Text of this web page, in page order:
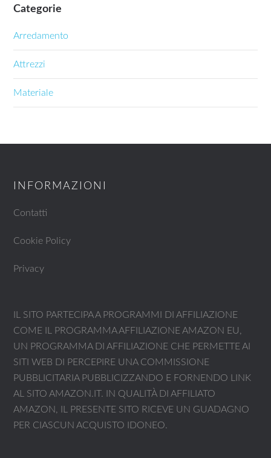
Categorie
Arredamento
Attrezzi
Materiale
INFORMAZIONI
Contatti
Cookie Policy
Privacy
IL SITO PARTECIPA A PROGRAMMI DI AFFILIAZIONE
COME IL PROGRAMMA AFFILIAZIONE AMAZON EU,
UN PROGRAMMA DI AFFILIAZIONE CHE PERMETTE AI
SITI WEB DI PERCEPIRE UNA COMMISSIONE
PUBBLICITARIA PUBBLICIZZANDO E FORNENDO LINK
AL SITO AMAZON.IT. IN QUALITÀ DI AFFILIATO
AMAZON, IL PRESENTE SITO RICEVE UN GUADAGNO
PER CIASCUN ACQUISTO IDONEO.